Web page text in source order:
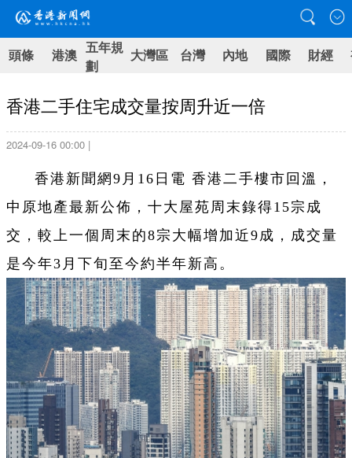
頭條 港澳 五年規
劃
大灣區 台灣 內地 國際 財經
香港二手住宅成交量按周升近一倍
2024-09-16 00:00 |
香港新聞網9月16日電 香港二手樓市回溫，
中原地產最新公佈，十大屋苑周末錄得15宗成
交，較上一個周末的8宗大幅增加近9成，成交量
是今年3月下旬至今約半年新高。